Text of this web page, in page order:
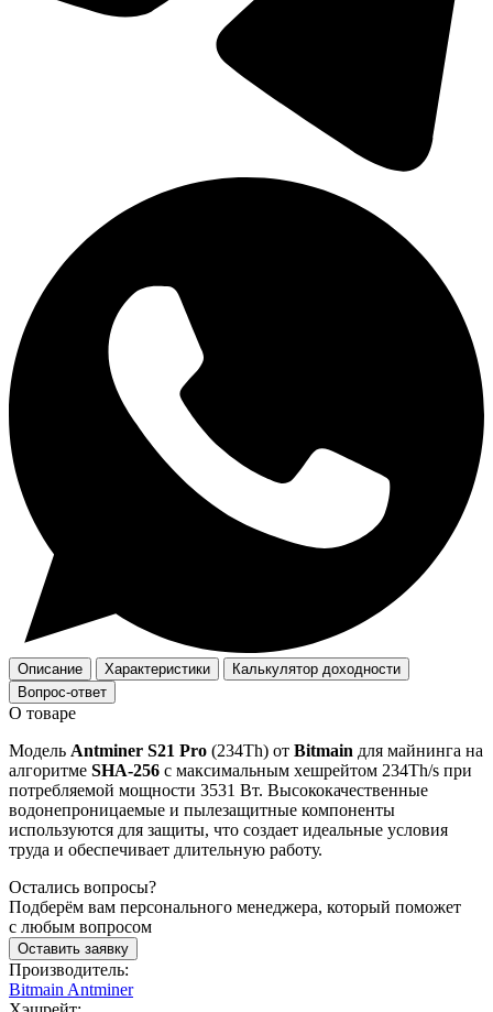
Описание Характеристики
Калькулятор доходности
Вопрос-ответ
О товаре
Модель Antminer S21 Pro (234Th) от Bitmain для майнинга на
алгоритме SHA-256 с максимальным хешрейтом 234Th/s при
потребляемой мощности 3531 Вт. Высококачественные
водонепроницаемые и пылезащитные компоненты
используются для защиты, что создает идеальные условия
труда и обеспечивает длительную работу.
Остались вопросы?
Подберём вам персонального менеджера, который поможет
с любым вопросом
Оставить заявку
Производитель:
Bitmain Antminer